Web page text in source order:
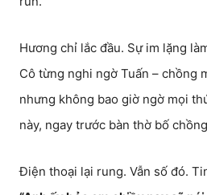
Hương chỉ lắc đầu. Sự im lặng
Cô từng nghi ngờ Tuấn – chồng
nhưng không bao giờ ngờ mọi
này, ngay trước bàn thờ bố
Điện thoại lại rung. Vẫn số đó.